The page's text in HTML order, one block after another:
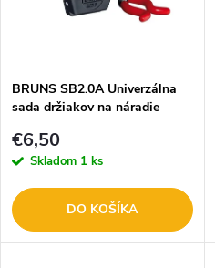
e
p
r
o
s
p
r
o
BRUNS SB2.0A Univerzálna
sada držiakov na náradie
€6,50
Skladom 1 ks
DO KOŠÍKA